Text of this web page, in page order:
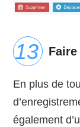
Faire
En plus de
également